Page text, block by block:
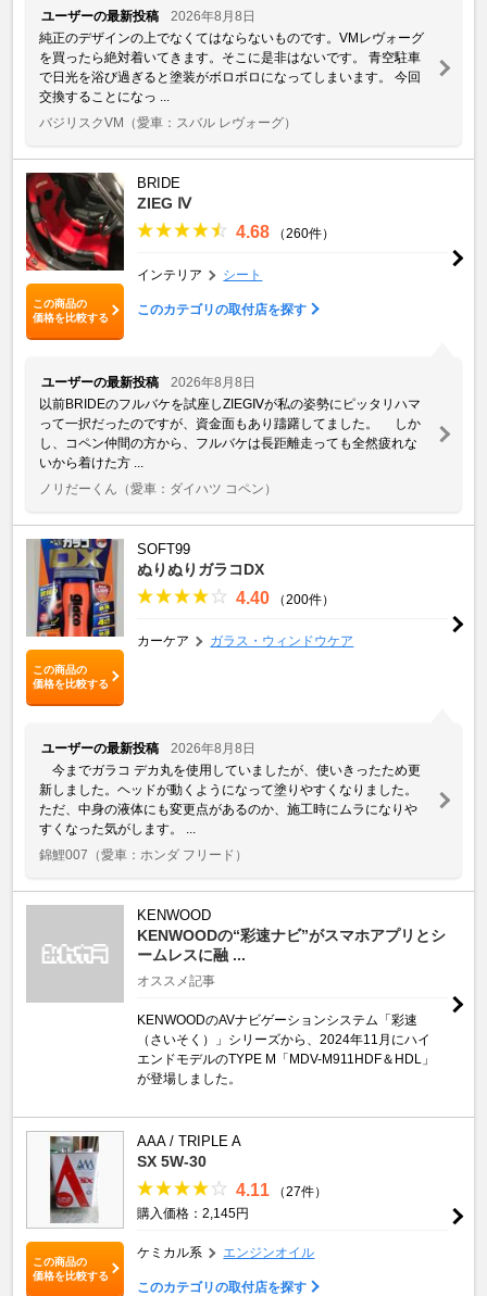
ユーザーの最新投稿
2026年8月8日
純正のデザインの上でなくてはならないものです。VMレヴォーグ
を買ったら絶対着いてきます。そこに是非はないです。 青空駐車
で日光を浴び過ぎると塗装がボロボロになってしまいます。 今回
交換することになっ ...
バジリスクVM （愛車：スバル レヴォーグ）
この商品の
価格を比較する
BRIDE
ZIEG Ⅳ
4.68 （260件）
インテリア シート
このカテゴリの取付店を探す
ユーザーの最新投稿
2026年8月8日
以前BRIDEのフルバケを試座しZIEGⅣが私の姿勢にピッタリハマ
って一択だったのですが、資金面もあり躊躇してました。 しか
し、コペン仲間の方から、フルバケは長距離走っても全然疲れな
いから着けた方 ...
ノリだーくん （愛車：ダイハツ コペン）
この商品の
価格を比較する
SOFT99
ぬりぬりガラコDX
4.40 （200件）
カーケア ガラス・ウィンドウケア
ユーザーの最新投稿
2026年8月8日
今までガラコ デカ丸を使用していましたが、使いきったため更
新しました。ヘッドが動くようになって塗りやすくなりました。
ただ、中身の液体にも変更点があるのか、施工時にムラになりや
すくなった気がします。 ...
錦鯉007 （愛車：ホンダ フリード）
KENWOOD
KENWOODの“彩速ナビ”がスマホアプリとシ
ームレスに融 ...
オススメ記事
KENWOODのAVナビゲーションシステム「彩速
（さいそく）」シリーズから、2024年11月にハイ
エンドモデルのTYPE M「MDV-M911HDF＆HDL」
が登場しました。
この商品の
価格を比較する
AAA / TRIPLE A
SX 5W-30
4.11
（27件）
購入価格：2,145円
ケミカル系 エンジンオイル
このカテゴリの取付店を探す